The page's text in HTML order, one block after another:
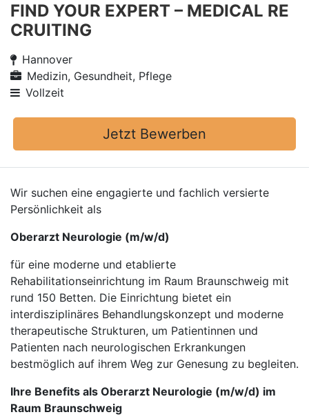
FIND YOUR EXPERT – MEDICAL RE
CRUITING
Hannover
Medizin, Gesundheit, Pflege
Vollzeit
Jetzt Bewerben
Wir suchen eine engagierte und fachlich versierte
Persönlichkeit als
Oberarzt Neurologie (m/w/d)
für eine moderne und etablierte
Rehabilitationseinrichtung im Raum Braunschweig mit
rund 150 Betten. Die Einrichtung bietet ein
interdisziplinäres Behandlungskonzept und moderne
therapeutische Strukturen, um Patientinnen und
Patienten nach neurologischen Erkrankungen
bestmöglich auf ihrem Weg zur Genesung zu begleiten.
Ihre Benefits als Oberarzt Neurologie (m/w/d) im
Raum Braunschweig